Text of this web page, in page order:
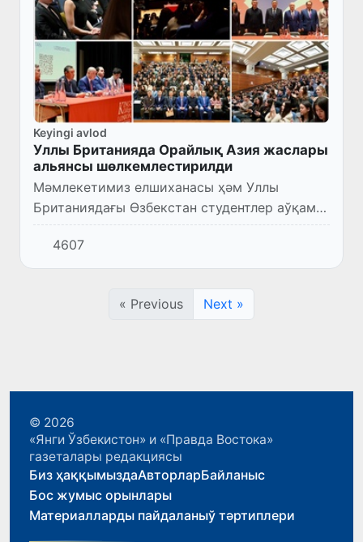
Keyingi avlod
Уллы Британияда Орайлық Азия жаслары
альянсы шөлкемлестирилди
Мәмлекетимиз елшиханасы ҳәм Уллы
Британиядағы Өзбекстан студентлер аўқамы
менен биргеликте Лондондағы Патшалық
колледжинде Орайлық Азия жасларының
биринши саммити шөлкемлестирилди.
4607
« Previous Next »
© 2026
«Янги Ўзбекистон» и «Правда Востока»
газеталары редакциясы
Биз ҳаққымыздаАвторларБайланыс
Бос жумыс орынлары
Материалларды пайдаланыў тәртиплери